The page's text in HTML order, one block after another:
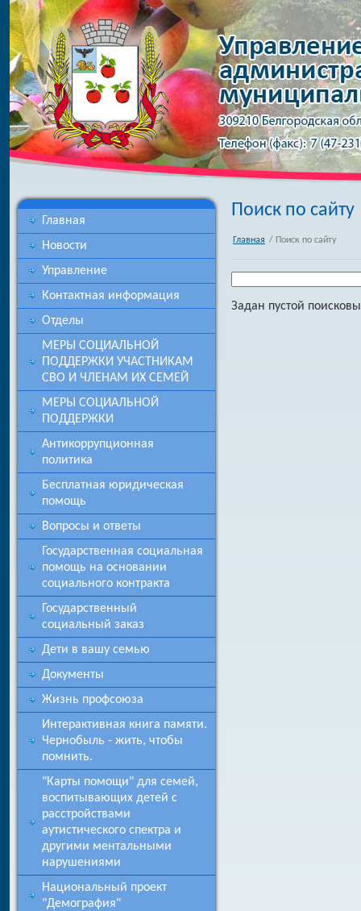
Главная
Новости
Управление
Контактная информация
Отделы
МЕРЫ СОЦИАЛЬНОЙ
ПОДДЕРЖКИ УЧАСТНИКАМ
СВО И ЧЛЕНАМ ИХ СЕМЕЙ
МЕРЫ СОЦИАЛЬНОЙ
ПОДДЕРЖКИ
Антикоррупционная
политика
Бесплатная юридическая
помощь
Вопросы и ответы
Государственная социальная
помощь на основании
социального контракта
Государственный
социальный заказ
Дети в вашу семью
Документы
Жизнь профсоюза
Интерактивная книга памяти.
Чернобыль - жить, чтобы
помнить.
"Карты помощи" для семей,
воспитывающих детей с
расстройствами
аутистического спектра и
другими ментальными
нарушениями
Национальный проект
"Демография"
Поиск по сайту
Главная / Поиск по сайту
Задан пустой